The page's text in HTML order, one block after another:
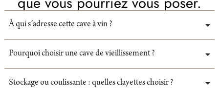
À qui s’adresse cette cave à vin ?
Pourquoi choisir une cave de vieillissement ?
Stockage ou coulissante : quelles clayettes choisir ?